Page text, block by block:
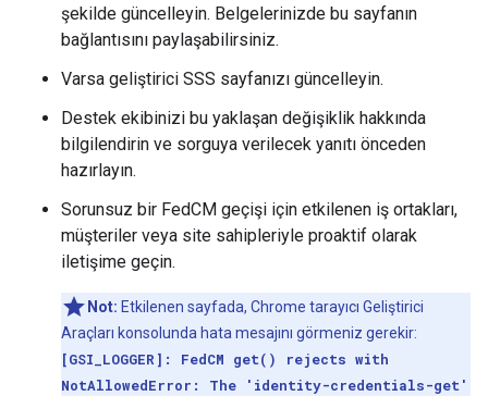
şekilde güncelleyin. Belgelerinizde bu sayfanın
bağlantısını paylaşabilirsiniz.
Varsa geliştirici SSS sayfanızı güncelleyin.
Destek ekibinizi bu yaklaşan değişiklik hakkında
bilgilendirin ve sorguya verilecek yanıtı önceden
hazırlayın.
Sorunsuz bir FedCM geçişi için etkilenen iş ortakları,
müşteriler veya site sahipleriyle proaktif olarak
iletişime geçin.
Not: Etkilenen sayfada, Chrome tarayıcı Geliştirici
Araçları konsolunda hata mesajını görmeniz gerekir:
[GSI_LOGGER]: FedCM get() rejects with
NotAllowedError: The 'identity-credentials-get'